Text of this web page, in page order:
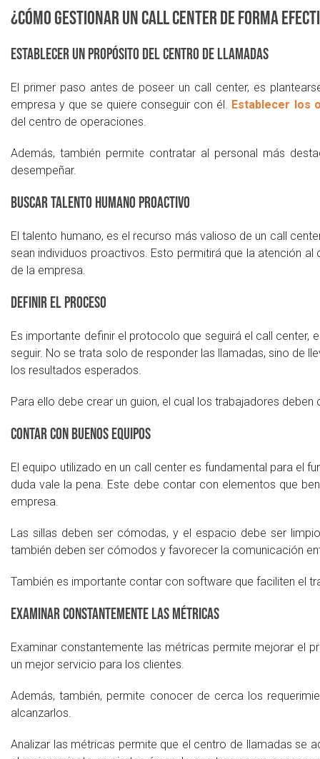
¿Cómo gestionar un call center de forma
Establecer un propósito del centro de llamadas
El primer paso antes de poseer un call center, es
empresa y que se quiere conseguir con él. Establecer los
del centro de operaciones.
Además, también permite contratar al personal más
desempeñar.
Buscar talento humano proactivo
El talento humano, es el recurso más valioso de un call
sean individuos proactivos. Esto permitirá que la atención
de la empresa.
Definir el proceso
Es importante definir el protocolo que seguirá el call
seguir. No se trata solo de responder las llamadas, sino de
los resultados esperados.
Para ello debe crear un guion, el cual los trabajadores
Contar con buenos equipos
El equipo utilizado en un call center es fundamental para el
duda vale la pena. Este debe contar con elementos que
empresa.
Las sillas deben ser cómodas, y el espacio debe ser
también deben ser cómodos y favorecer la comunicación
También es importante contar con software que faciliten el
Examinar constantemente las métricas
Examinar constantemente las métricas permite mejorar el
un mejor servicio para los clientes.
Además, también, permite conocer de cerca los
alcanzarlos.
Analizar las métricas permite que el centro de llamadas se